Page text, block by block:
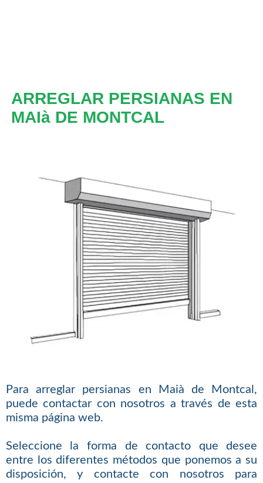
ARREGLAR PERSIANAS EN
MAIà DE MONTCAL
Para arreglar persianas en Maià de Montcal,
puede contactar con nosotros a través de esta
misma página web.
Seleccione la forma de contacto que desee
entre los diferentes métodos que ponemos a su
disposición, y contacte con nosotros para